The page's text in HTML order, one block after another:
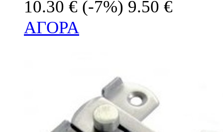
10.30 € (-7%) 9.50 €
ΑΓΟΡΑ